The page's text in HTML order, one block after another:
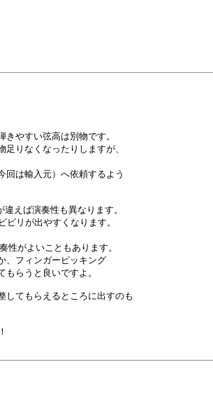
やすい弦高は別物です。
りなくなったりしますが、
回は輸入元）へ依頼するよう
えば演奏性も異なります。
リが出やすくなります。
性がよいこともあります。
、フィンガーピッキング
らうと良いですよ。
してもらえるところに出すのも